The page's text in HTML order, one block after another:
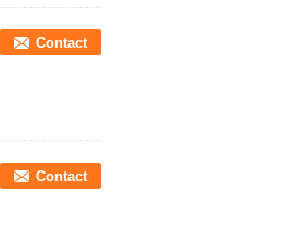
Contact
Contact